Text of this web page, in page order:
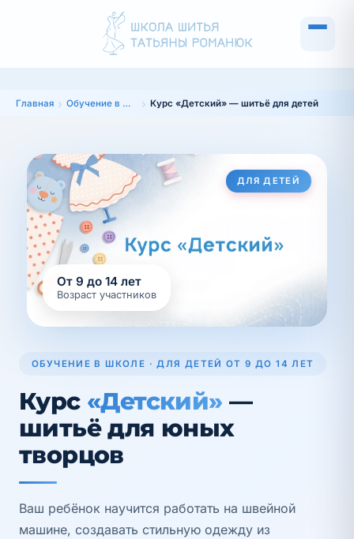
Главная Обучение в школе Курс «Детский» — шитьё для детей
ОБУЧЕНИЕ В ШКОЛЕ · ДЛЯ ДЕТЕЙ ОТ 9 ДО 14 ЛЕТ
Курс «Детский» —
шитьё для юных
творцов
Ваш ребёнок научится работать на швейной
машине, создавать стильную одежду из
ДЛЯ ДЕТЕЙ
От 9 до 14 лет
Возраст участников